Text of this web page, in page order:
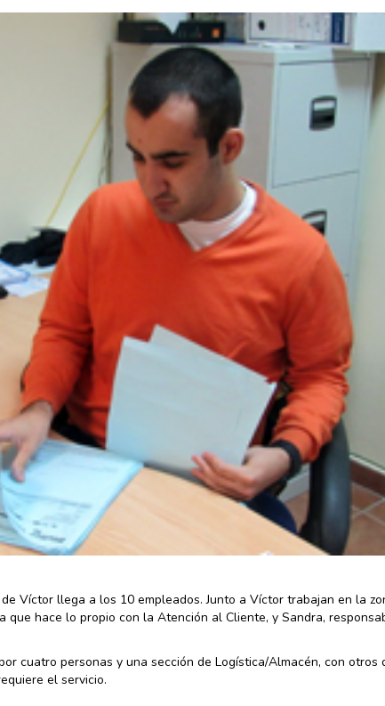
Víctor llega a los 10 empleados. Junto a Víctor trabajan en la
hace lo propio con la Atención al Cliente, y Sandra,
cuatro personas y una sección de Logística/Almacén, con otros
el servicio.